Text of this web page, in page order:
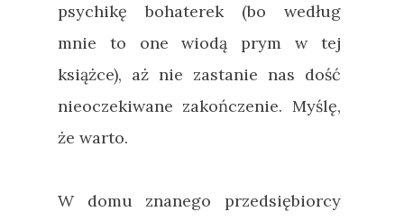
psychikę bohaterek (bo według
mnie to one wiodą prym w tej
książce), aż nie zastanie nas dość
nieoczekiwane zakończenie. Myślę,
że warto.
W domu znanego przedsiębiorcy